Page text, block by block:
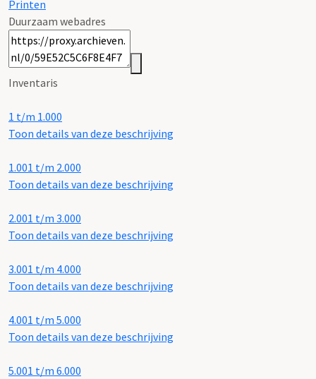
Printen
Duurzaam webadres
Inventaris
1 t/m 1.000
Toon details van deze beschrijving
1.001 t/m 2.000
Toon details van deze beschrijving
2.001 t/m 3.000
Toon details van deze beschrijving
3.001 t/m 4.000
Toon details van deze beschrijving
4.001 t/m 5.000
Toon details van deze beschrijving
5.001 t/m 6.000